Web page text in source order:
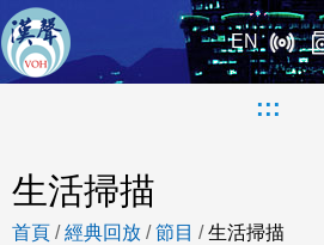
EN
:::
生活掃描
首頁 /經典回放 /節目 /生活掃描